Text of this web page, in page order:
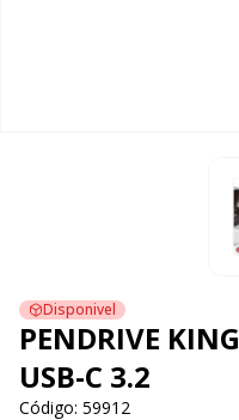
Disponivel
PENDRIVE
USB-C 3.2
Código: 59912